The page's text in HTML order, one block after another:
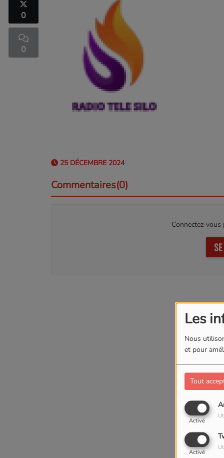
Les
Nous
et pour
Tout
Activé
Activé
0
0
25 DÉCEMBRE 2024
Commentaires(0)
Connectez-